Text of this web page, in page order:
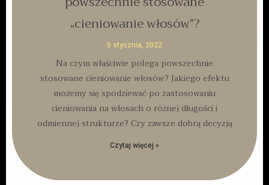
„cieniowanie włosów”?
5 stycznia, 2022
Na czym właściwie polega powszechnie
stosowane cieniowanie włosów? Jakiego efektu
możemy się spodziewać po zastosowaniu
cieniowania na włosach o różnej długości i
odmiennej strukturze? Czy zawsze dobrą decyzją
Czytaj więcej »